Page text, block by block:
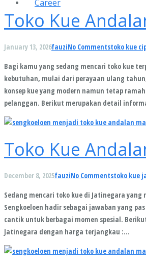
Career
Toko Kue
January 13, 2026fauziNo Commentstoko kue
Bagi kamu yang sedang mencari toko kue
kebutuhan, mulai dari perayaan ulang
konsep kue yang modern namun tetap
pelanggan. Berikut merupakan detail
Toko Kue
December 8, 2025fauziNo Commentstoko kue
Sedang mencari toko kue di Jatinegara
Sengkoeloen hadir sebagai jawaban yang
cantik untuk berbagai momen spesial.
Jatinegara dengan harga terjangkau :…